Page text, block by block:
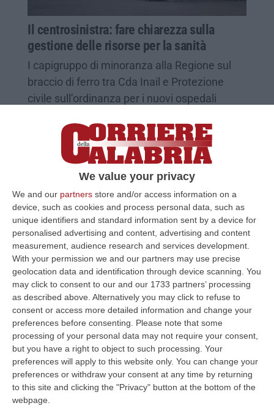
We value your privacy
We and our partners store and/or access information on a
device, such as cookies and process personal data, such as
unique identifiers and standard information sent by a device for
personalised advertising and content, advertising and content
measurement, audience research and services development.
With your permission we and our partners may use precise
geolocation data and identification through device scanning. You
may click to consent to our and our 1733 partners’ processing
as described above. Alternatively you may click to refuse to
consent or access more detailed information and change your
preferences before consenting.
Please note that some
processing of your personal data may not require your consent,
but you have a right to object to such processing. Your
preferences will apply to this website only. You can change your
preferences or withdraw your consent at any time by returning
to this site and clicking the "Privacy" button at the bottom of the
webpage.
Il centrosinistra: fare chiarezza sulla
gestione delle risorse per la sanità
I capigruppo di minoranza alla Regione sul
braccio di ferro tra Cda Inail e Protezione
civile sull’ordinanza per i nuovi ospedali
Ordinanza sugli ospedali in Calabria, il Cda
di Inail contro la Protezione civile
Secondo “Il Fatto Quotidiano” l’istituto si
sarebbe sentito “scavalcato” dal
provvedimento della ProCiv
Pubblicato il: 25/03/25 – 22:03